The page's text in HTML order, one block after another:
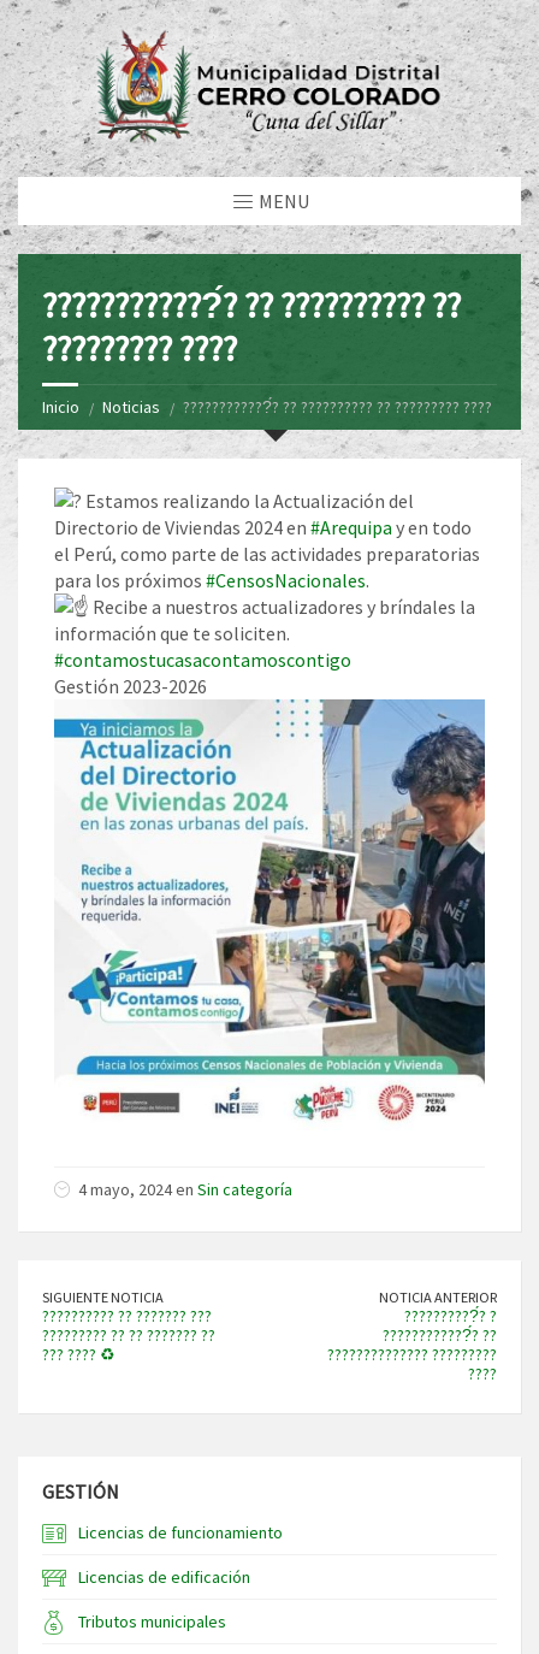
MENU
????????????́? ?? ?????????? ??
????????? ????
Inicio Noticias ????????????́? ?? ?????????? ?? ????????? ????
Estamos realizando la Actualización del
Directorio de Viviendas 2024 en #Arequipa y en todo
el Perú, como parte de las actividades preparatorias
para los próximos #CensosNacionales.
Recibe a nuestros actualizadores y bríndales la
información que te soliciten.
#contamostucasacontamoscontigo
Gestión 2023-2026
4 mayo, 2024 en Sin categoría
SIGUIENTE NOTICIA
?????????? ?? ??????? ???
????????? ?? ?? ??????? ??
??? ???? ♻️
NOTICIA ANTERIOR
??????????́? ?
????????????́? ??
?????????????? ?????????
????
GESTIÓN
Licencias de funcionamiento
Licencias de edificación
Tributos municipales